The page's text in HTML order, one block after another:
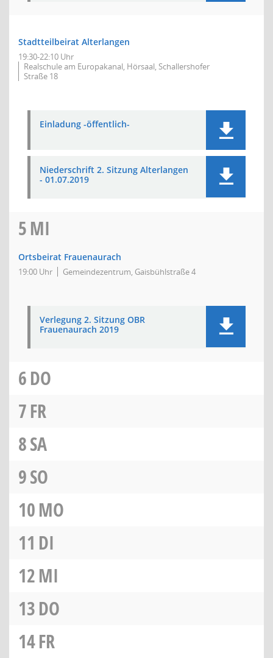
Stadtteilbeirat Alterlangen
19:30-22:10 Uhr
Realschule am Europakanal, Hörsaal, Schallershofer
Straße 18
Einladung -öffentlich-
Niederschrift 2. Sitzung Alterlangen
- 01.07.2019
5MI
Ortsbeirat Frauenaurach
19:00 Uhr Gemeindezentrum, Gaisbühlstraße 4
Verlegung 2. Sitzung OBR
Frauenaurach 2019
6DO
7FR
8SA
9SO
10MO
11 DI
12MI
13DO
14FR